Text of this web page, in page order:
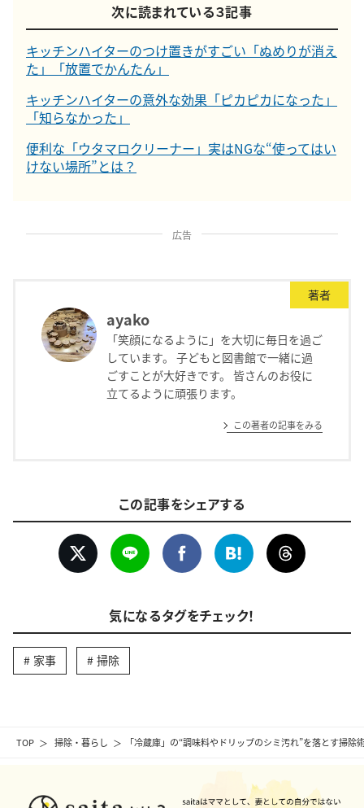
TOP 掃除・暮らし 「冷蔵庫」の“調味料やドリップのシミ汚れ”を落とす掃
次に読まれている３記事
キッチンハイターのつけ置きがすごい「ぬめりが消え
た」「放置でかんたん」
キッチンハイターの意外な効果「ピカピカになった」
「知らなかった」
便利な「ウタマロクリーナー」実はNGな“使ってはい
けない場所”とは？
広告
著者
ayako
「笑顔になるように」を大切に毎日を過ご
しています。 子どもと図書館で一緒に過
ごすことが大好きです。 皆さんのお役に
立てるように頑張ります。
この著者の記事をみる
この記事をシェアする
気になるタグをチェック！
家事 掃除